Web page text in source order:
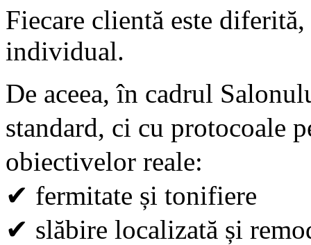
Fiecare clientă este
individual.
De aceea, în cadrul
standard, ci cu protocoale
obiectivelor reale:
✔ fermitate și tonifiere
✔ slăbire localizată și